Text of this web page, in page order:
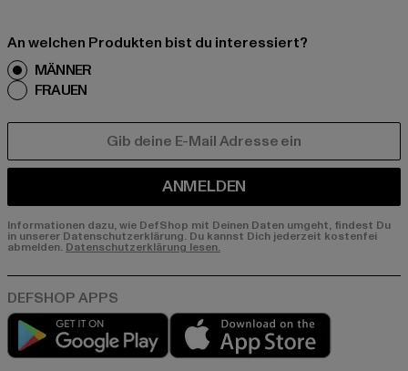
An welchen Produkten bist du interessiert?
MÄNNER
FRAUEN
ANMELDEN
Informationen dazu, wie DefShop mit Deinen Daten umgeht, findest Du
in unserer Datenschutzerklärung. Du kannst Dich jederzeit kostenfei
abmelden. Datenschutzerklärung lesen.
Play market